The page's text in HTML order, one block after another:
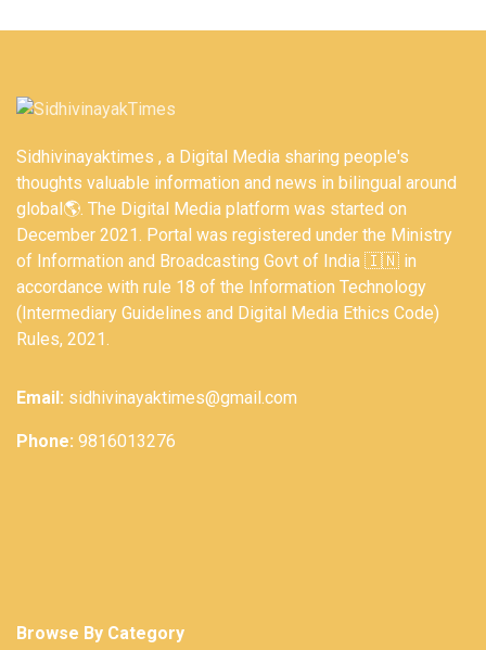
Sidhivinayaktimes , a Digital Media sharing people's
thoughts valuable information and news in bilingual around
global🌎. The Digital Media platform was started on
December 2021. Portal was registered under the Ministry
of Information and Broadcasting Govt of India 🇮🇳 in
accordance with rule 18 of the Information Technology
(Intermediary Guidelines and Digital Media Ethics Code)
Rules, 2021.
Email: sidhivinayaktimes@gmail.com
Phone: 9816013276
Browse By Category